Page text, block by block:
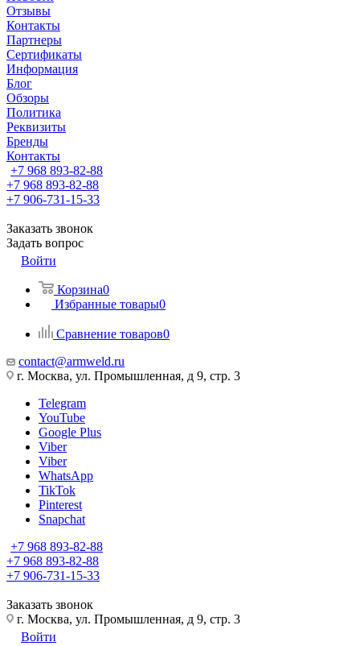
Отзывы
Контакты
Партнеры
Сертификаты
Информация
Блог
Обзоры
Политика
Реквизиты
Бренды
Контакты
+7 968 893-82-88
+7 968 893-82-88
+7 906-731-15-33
Заказать звонок
Задать вопрос
Войти
Корзина0
Избранные товары0
Сравнение товаров0
contact@armweld.ru
г. Москва, ул. Промышленная, д 9, стр. 3
Telegram
YouTube
Google Plus
Viber
Viber
WhatsApp
TikTok
Pinterest
Snapchat
+7 968 893-82-88
+7 968 893-82-88
+7 906-731-15-33
Заказать звонок
г. Москва, ул. Промышленная, д 9, стр. 3
Войти